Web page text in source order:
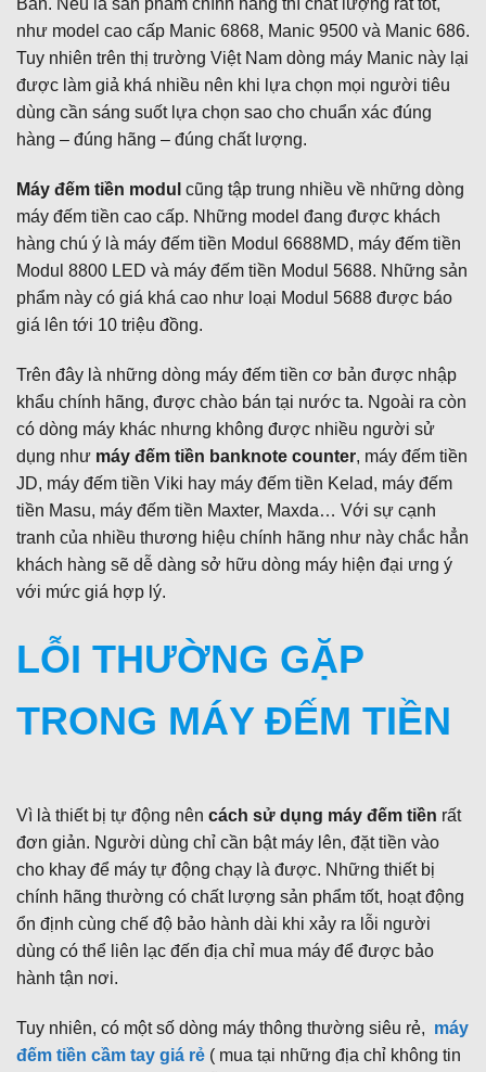
Bản. Nếu là sản phẩm chính hãng thì chất lượng rất tốt,
như model cao cấp Manic 6868, Manic 9500 và Manic 686.
Tuy nhiên trên thị trường Việt Nam dòng máy Manic này lại
được làm giả khá nhiều nên khi lựa chọn mọi người tiêu
dùng cần sáng suốt lựa chọn sao cho chuẩn xác đúng
hàng – đúng hãng – đúng chất lượng.
Máy đếm tiền modul cũng tập trung nhiều về những dòng
máy đếm tiền cao cấp. Những model đang được khách
hàng chú ý là máy đếm tiền Modul 6688MD, máy đếm tiền
Modul 8800 LED và máy đếm tiền Modul 5688. Những sản
phẩm này có giá khá cao như loại Modul 5688 được báo
giá lên tới 10 triệu đồng.
Trên đây là những dòng máy đếm tiền cơ bản được nhập
khẩu chính hãng, được chào bán tại nước ta. Ngoài ra còn
có dòng máy khác nhưng không được nhiều người sử
dụng như máy đếm tiền banknote counter, máy đếm tiền
JD, máy đếm tiền Viki hay máy đếm tiền Kelad, máy đếm
tiền Masu, máy đếm tiền Maxter, Maxda… Với sự cạnh
tranh của nhiều thương hiệu chính hãng như này chắc hẳn
khách hàng sẽ dễ dàng sở hữu dòng máy hiện đại ưng ý
với mức giá hợp lý.
LỖI THƯỜNG GẶP
TRONG MÁY ĐẾM TIỀN
Vì là thiết bị tự động nên cách sử dụng máy đếm tiền rất
đơn giản. Người dùng chỉ cần bật máy lên, đặt tiền vào
cho khay để máy tự động chạy là được. Những thiết bị
chính hãng thường có chất lượng sản phẩm tốt, hoạt động
ổn định cùng chế độ bảo hành dài khi xảy ra lỗi người
dùng có thể liên lạc đến địa chỉ mua máy để được bảo
hành tận nơi.
Tuy nhiên, có một số dòng máy thông thường siêu rẻ, máy
đếm tiền cầm tay giá rẻ ( mua tại những địa chỉ không tin